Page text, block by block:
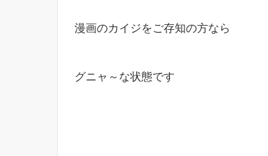
漫画のカイジをご存知の方なら
グニャ～な状態です